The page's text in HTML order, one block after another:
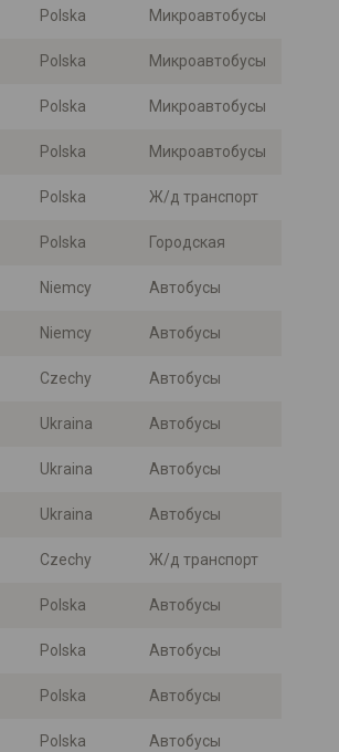
Polska Микроавтобусы
Polska Микроавтобусы
Polska Микроавтобусы
Polska Микроавтобусы
Polska Ж/д транспорт
Polska Городская
Niemcy Автобусы
Niemcy Автобусы
Czechy Автобусы
Ukraina Автобусы
Ukraina Автобусы
Ukraina Автобусы
Czechy Ж/д транспорт
Polska Автобусы
Polska Автобусы
Polska Автобусы
Polska Автобусы